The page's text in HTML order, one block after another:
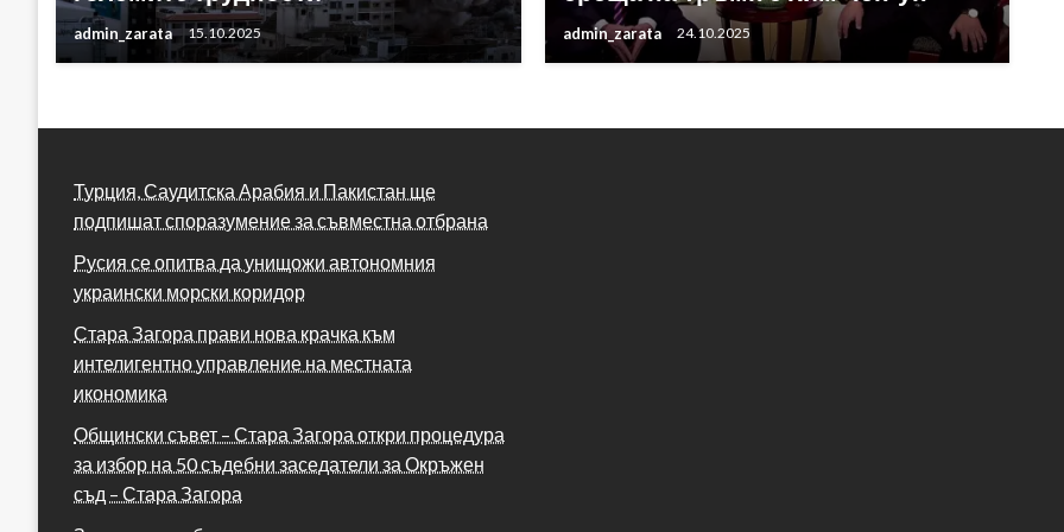
admin_zarata 15.10.2025 admin_zarata 24.10.2025
Турция, Саудитска Арабия и Пакистан ще
подпишат споразумение за съвместна отбрана
Русия се опитва да унищожи автономния
украински морски коридор
Стара Загора прави нова крачка към
интелигентно управление на местната
икономика
Общински съвет – Стара Загора откри процедура
за избор на 50 съдебни заседатели за Окръжен
съд – Стара Загора